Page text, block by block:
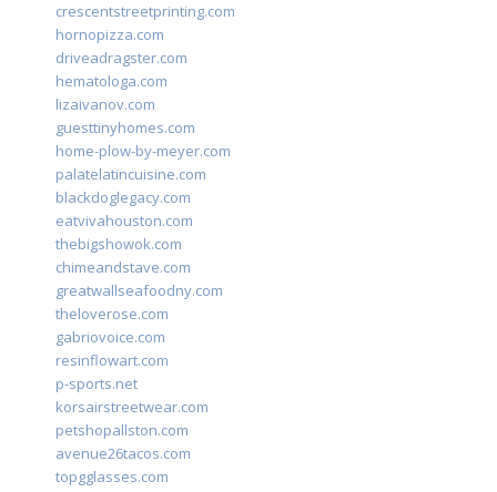
crescentstreetprinting.com
hornopizza.com
driveadragster.com
hematologa.com
lizaivanov.com
guesttinyhomes.com
home-plow-by-meyer.com
palatelatincuisine.com
blackdoglegacy.com
eatvivahouston.com
thebigshowok.com
chimeandstave.com
greatwallseafoodny.com
theloverose.com
gabriovoice.com
resinflowart.com
p-sports.net
korsairstreetwear.com
petshopallston.com
avenue26tacos.com
topgglasses.com